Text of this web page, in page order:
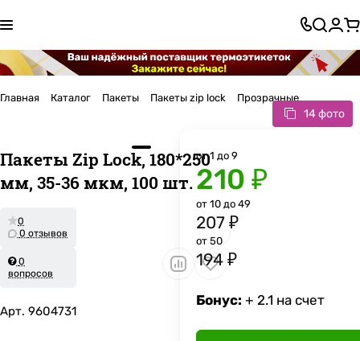
Главная Каталог Пакеты Пакеты zip lock Прозрачные
14 фото
Пакеты Zip Lock, 180*250
мм, 35-36 мкм, 100 шт.
0
0 отзывов
0
вопросов
Арт. 9604731
от 1 до 9
210 ₽
от 10 до 49
207 ₽
от 50
194 ₽
Бонус: + 2.1 на счет